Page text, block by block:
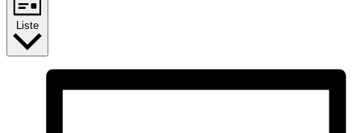
Liste